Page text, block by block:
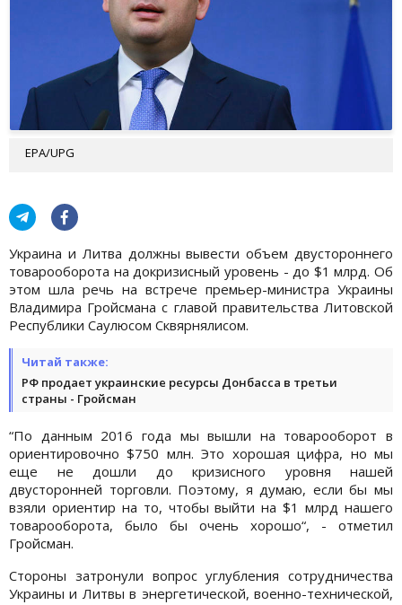
EPA/UPG
Украина и Литва должны вывести объем двустороннего
товарооборота на докризисный уровень - до $1 млрд. Об
этом шла речь на встрече премьер-министра Украины
Владимира Гройсмана с главой правительства Литовской
Республики Саулюсом Сквярнялисом.
Читай также:
РФ продает украинские ресурсы Донбасса в третьи
страны - Гройсман
“По данным 2016 года мы вышли на товарооборот в
ориентировочно $750 млн. Это хорошая цифра, но мы
еще не дошли до кризисного уровня нашей
двусторонней торговли. Поэтому, я думаю, если бы мы
взяли ориентир на то, чтобы выйти на $1 млрд нашего
товарооборота, было бы очень хорошо“, - отметил
Гройсман.
Стороны затронули вопрос углубления сотрудничества
Украины и Литвы в энергетической, военно-технической,